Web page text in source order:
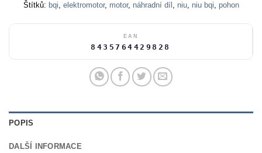
Štítků: bqi, elektromotor, motor, náhradní díl , niu, niu bqi, pohon
EAN
8435764429828
POPIS
DALŠÍ INFORMACE